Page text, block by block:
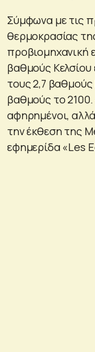
Σύμφωνα με τις
θερμοκρασίας
προβιομηχανική
βαθμούς Κελσίου
τους 2,7 βαθμούς
βαθμούς το 2100.
αφηρημένοι, αλλά
την έκθεση της
εφημερίδα «Les